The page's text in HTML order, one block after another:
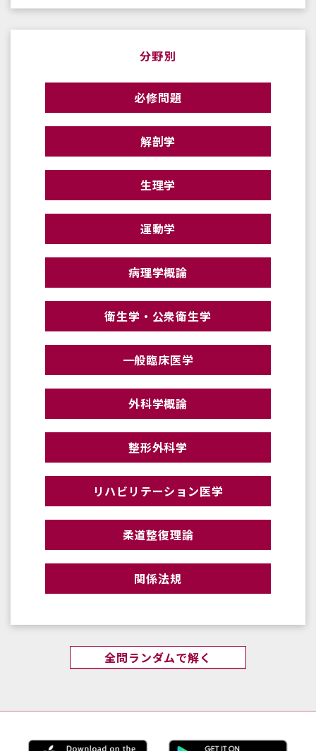
分野別
必修問題
解剖学
生理学
運動学
病理学概論
衛生学・公衆衛生学
一般臨床医学
外科学概論
整形外科学
リハビリテーション医学
柔道整復理論
関係法規
全問ランダムで解く